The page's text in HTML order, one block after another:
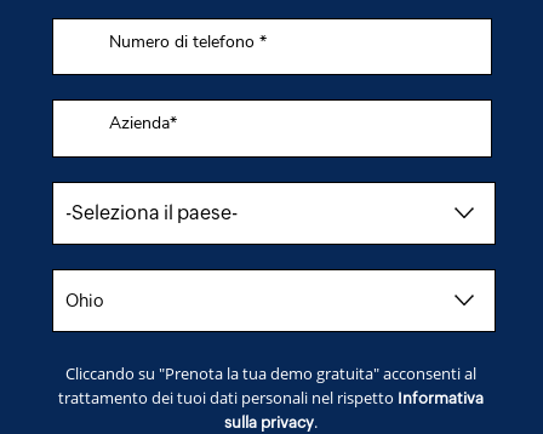
Numero di telefono *
Azienda*
Cliccando su "Prenota la tua demo gratuita" acconsenti al
trattamento dei tuoi dati personali nel rispetto Informativa
sulla privacy.